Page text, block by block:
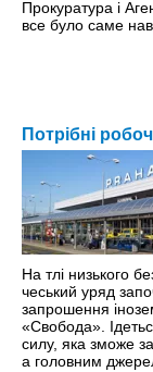
Прокуратура і
все було саме
Потрібні
На тлі низького
чеський уряд
запрошення
«Свобода».
силу, яка зможе
а головним